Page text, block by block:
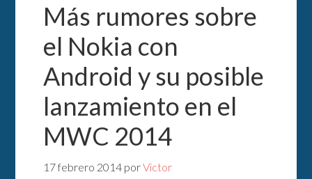
Más rumores sobre
el Nokia con
Android y su posible
lanzamiento en el
MWC 2014
17 febrero 2014 porVictor